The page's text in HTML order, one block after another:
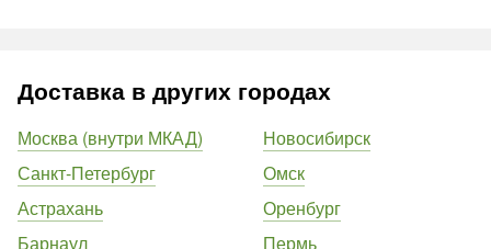
Доставка в других городах
Москва (внутри МКАД)
Санкт-Петербург
Астрахань
Барнаул
Новосибирск
Омск
Оренбург
Пермь